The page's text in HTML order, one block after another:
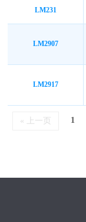
LM231
LM2907
LM2917
« 上一页 1